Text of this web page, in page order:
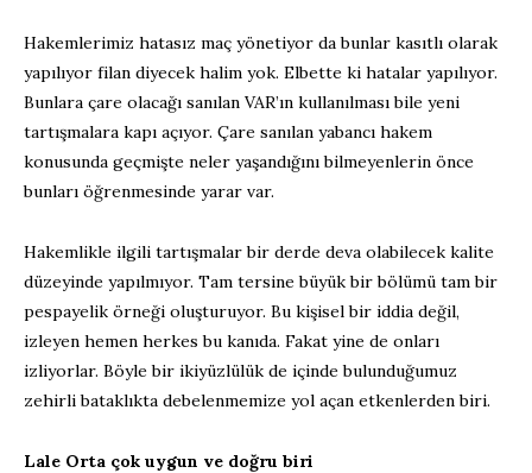
Hakemlerimiz hatasız maç yönetiyor da bunlar kasıtlı olarak
yapılıyor filan diyecek halim yok. Elbette ki hatalar yapılıyor.
Bunlara çare olacağı sanılan VAR’ın kullanılması bile yeni
tartışmalara kapı açıyor. Çare sanılan yabancı hakem
konusunda geçmişte neler yaşandığını bilmeyenlerin önce
bunları öğrenmesinde yarar var.
Hakemlikle ilgili tartışmalar bir derde deva olabilecek kalite
düzeyinde yapılmıyor. Tam tersine büyük bir bölümü tam bir
pespayelik örneği oluşturuyor. Bu kişisel bir iddia değil,
izleyen hemen herkes bu kanıda. Fakat yine de onları
izliyorlar. Böyle bir ikiyüzlülük de içinde bulunduğumuz
zehirli bataklıkta debelenmemize yol açan etkenlerden biri.
Lale Orta çok uygun ve doğru biri